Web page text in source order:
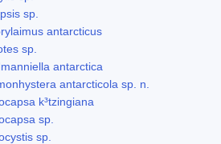
sp.
antarcticus
sp.
antarctica
antarcticola sp. n.
k³tzingiana
sp.
sp.